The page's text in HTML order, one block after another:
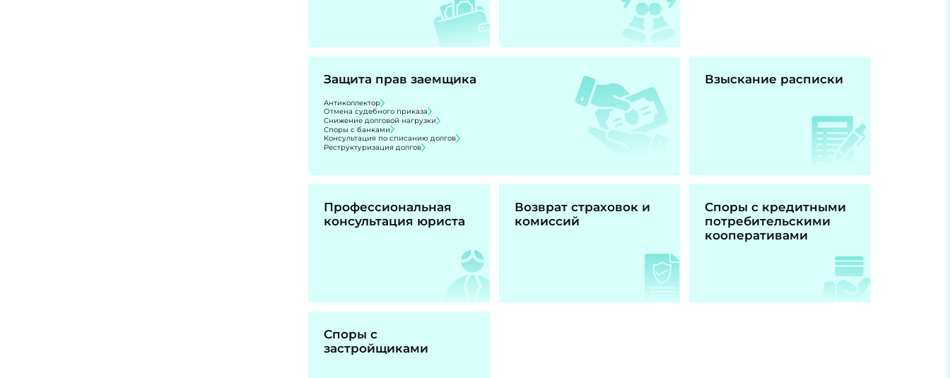
Защита прав заемщика
Антиколлектор
Отмена судебного приказа
Снижение долговой нагрузки
Споры с банками
Консультация по списанию долгов
Реструктуризация долгов
Взыскание расписки
Профессиональная
консультация юриста
Возврат страховок и
комиссий
Споры с кредитными
потребительскими
кооперативами
Споры с
застройщиками